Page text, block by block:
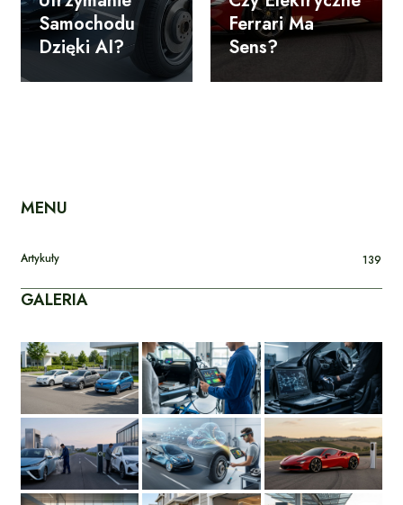
Samochodu
Dzięki AI?
Ferrari Ma
Sens?
MENU
Artykuły 139
GALERIA